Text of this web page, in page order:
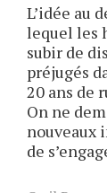
L’idée au
lequel les
subir de
préjugés
20 ans de
On ne
nouveaux
de